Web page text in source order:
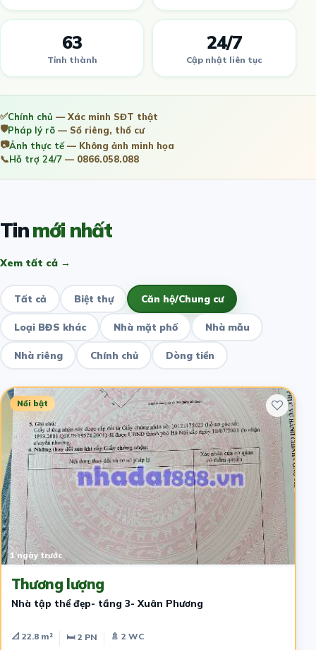
63
Tỉnh thành
24/7
Cập nhật liên tục
✅Chính chủ — Xác minh SĐT thật
🛡️Pháp lý rõ — Sổ riêng, thổ cư
📷Ảnh thực tế— Không ảnh minh họa
📞Hỗ trợ 24/7 — 0866.058.088
Tinmới nhất
Xem tất cả →
Tất cả Biệt thự Căn hộ/Chung cư
Loại BĐS khác Nhà mặt phố Nhà mẫu
Nhà riêng Chính chủ Dòng tiền
Nổi bật
1 ngày trước
Thương lượng
Nhà tập thể đẹp- tầng 3- Xuân Phương
📐 22.8 m² 🛏 2 PN
🚿 2 WC